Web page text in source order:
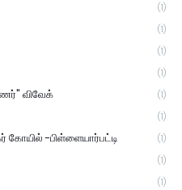
(1)
(1)
(1)
(1)
விவேக் (1)
(1)
-பிள்ளையார்பட்டி (1)
(1)
(1)